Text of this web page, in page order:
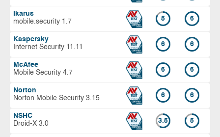
Ikarus
mobile.security 1.7
5 6
Kaspersky
Internet Security 11.11
6 6
McAfee
Mobile Security 4.7
6 6
Norton
Norton Mobile Security 3.15
6 6
NSHC
Droid-X 3.0
3.5 5